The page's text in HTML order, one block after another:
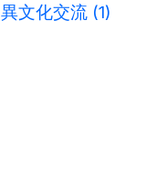
異文化交流 (1)